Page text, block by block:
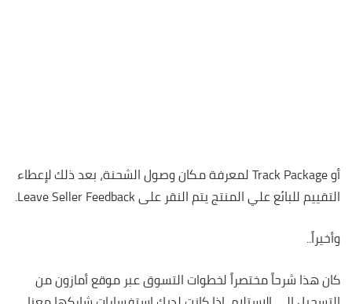
أو Track Package لمعرفة مكان وصول الشحنة، بعد ذلك لإعطاء
التقييم للبائع علي المنتج يتم النقر على Leave Seller Feedback.
وأخيراً..
كان هذا شرحاً مختصراً لخطوات التسوق عبر موقع أمازون من